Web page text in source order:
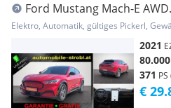
Ford Mustang Mach-E AWD
99kWh*B&O*Pano*Memory*
Elektro, Automatik, gültiges Pickerl,
2021
80.000
371
€